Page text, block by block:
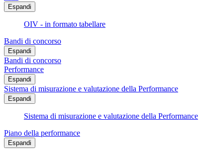
Espandi
OIV - in formato tabellare
Bandi di concorso
Espandi
Bandi di concorso
Performance
Espandi
Sistema di misurazione e valutazione della Performance
Espandi
Sistema di misurazione e valutazione della Performance
Piano della performance
Espandi